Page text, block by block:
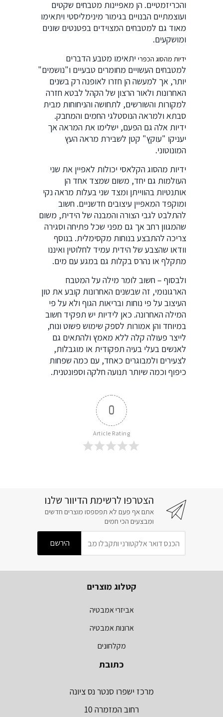
והכריזמטיים. הן מאפיינות מטבחים שקטים
ועוצמתיים הבנויים בגימור מינימליסטי ויתאימו
מאוד גם למטבחים המצוידים בפטנטים שונים
ומושקעים.
ידיות מהסוג הכפרי יתאימו מטבע הדברים
למטבחים העשויים מחומרים טבעיים ו"נושמים"
יותר, אך למעשה הן חזרו לאופנה רק בשנים
האחרונות ולאור הרצון של הקהל לבטא חזרה
למקורות והשורשים, לתחושה והניחוחות מבית
סבתא ולמראה הנוסטלגי החמים והמחבק.
ידיות אלה גם הפעם, ישלימו את המראה אך
יעניקו "עוקץ" קטן לשבירת מראה העץ
המונוטוני.
ידיות מהסוג הקלאסי יכולות לאפיין את שני
העולמות גם יחד, משום שמצד אחד הן
אותנטיות בהווייתן ומצד שני בעלות מראה נקי
ומוקפד המאפיין עיצובים חדשניים. חשוב
להתלבט לגבי הצורה והמבנה של הידית, משום
שהמגוון רחב אך גם מפני שכל פתיחה וסגירה
צריכה להתבצע בנוחות מקסימלית. בנוסף
וודאו שהצבע של הידית עמיד לחלוטין ואיננו
מתקלף או נהרס בקלות גם במגע עם מים.
ולבסוף – חשוב לומר מילה על המטבח
הארגונומי, זה שבשנים האחרונות קובע את טון
העיצוב על פי נוחות ובריאות הגוף ולא על פי
המילה האחרונה. כאן לידיות יש תפקיד חשוב
במיוחד והן אמורות לספק שימוש פשוט ונוח,
לייצר פעולה קלה ללא מאמץ ולהתאים גם
לאנשים בעלי בעיה תפקודית או מוגבלות,
לצעירים ולמבוגרים כאחד, עם כמה שפחות
כיפוף וכמה שיותר תנועה חלקה וספונטנית.
0
Article Rating
הצטרפו לרשימת הדיוור שלנו
אתם אף פעם לא תפספסו מוצרים חדשים
ומבצעים הכי חמים
קטלוג מוצרים
אביזרי אמבטיה
ארונות אמבטיה
מקלחונים
כתובת
מרכז ישפרו סנטר נס ציונה
רחוב המזמרה 10